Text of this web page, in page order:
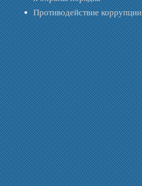
Противодействие коррупции